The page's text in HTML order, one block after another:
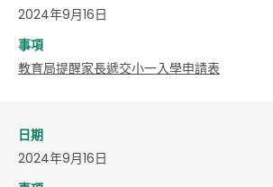
2024年9月16日
事項
教育局提醒家長遞交小一入學申請表
日期
2024年9月16日